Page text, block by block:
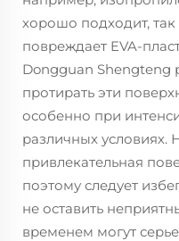
хорошо подходит,
повреждает EVA-
Dongguan Shengteng
протирать эти
особенно при
различных условиях.
привлекательная
поэтому следует
не оставить
временем могут